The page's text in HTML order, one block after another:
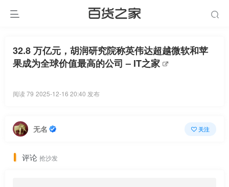
32.8 万亿元，胡润研究院称英伟达超越微软和苹
果成为全球价值最高的公司 – IT之家
阅读 79 2025-12-16 20:40 发布
无名 关注
评论 抢沙发